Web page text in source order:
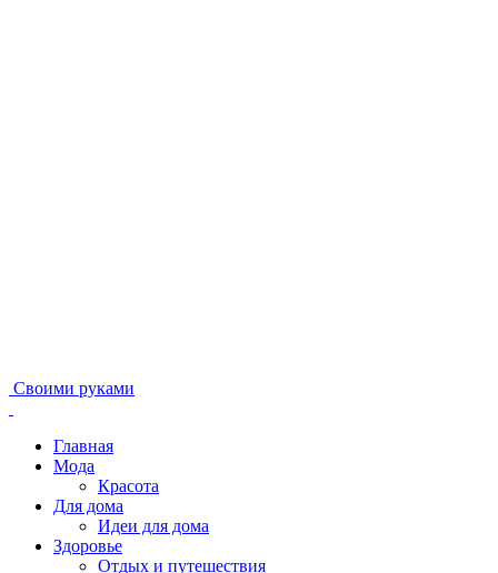
Своими руками
Главная
Мода
Красота
Для дома
Идеи для дома
Здоровье
Отдых и путешествия